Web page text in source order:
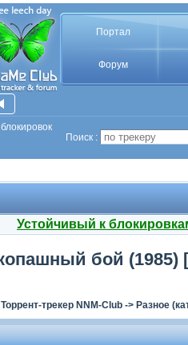
Портал
Форум
Поиск :
Устойчивый к
бой (1985)
Торрент-трекер NNM-Club -> Разное